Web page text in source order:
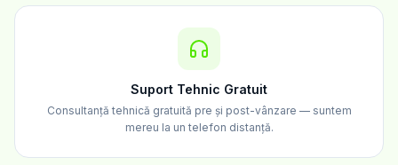
Suport Tehnic Gratuit
Consultanță tehnică gratuită pre și post-vânzare — suntem
mereu la un telefon distanță.